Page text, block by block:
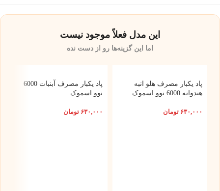
این مدل فعلاً موجود نیست
اما این گزینه‌ها رو از دست نده
پاد یکبار مصرف هلو انبه
هندوانه 6000 نوو اسموک
۶۳۰,۰۰۰ تومان
پاد یکبار مصرف آبنبات 6000
نوو اسموک
۶۳۰,۰۰۰ تومان